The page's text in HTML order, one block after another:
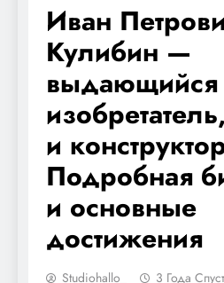
Иван
Кулибин —
выдающийся
и
Подробная
и основные
достижения
Studiohallo_ 3 Года